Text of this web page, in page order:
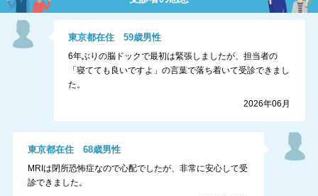
東京都在住59歳男性
6年ぶりの脳ドックで最初は緊張しましたが、担当者の
「寝てても良いですよ」の言葉で落ち着いて受診できまし
た。
2026年06月
東京都在住 68歳男性
MRIは閉所恐怖症なので心配でしたが、非常に安心して受
診できました。